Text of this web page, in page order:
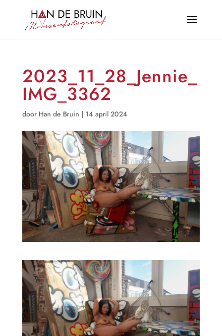
2023_11_28_Jennie_
IMG_3362
door Han de Bruin | 14 april 2024